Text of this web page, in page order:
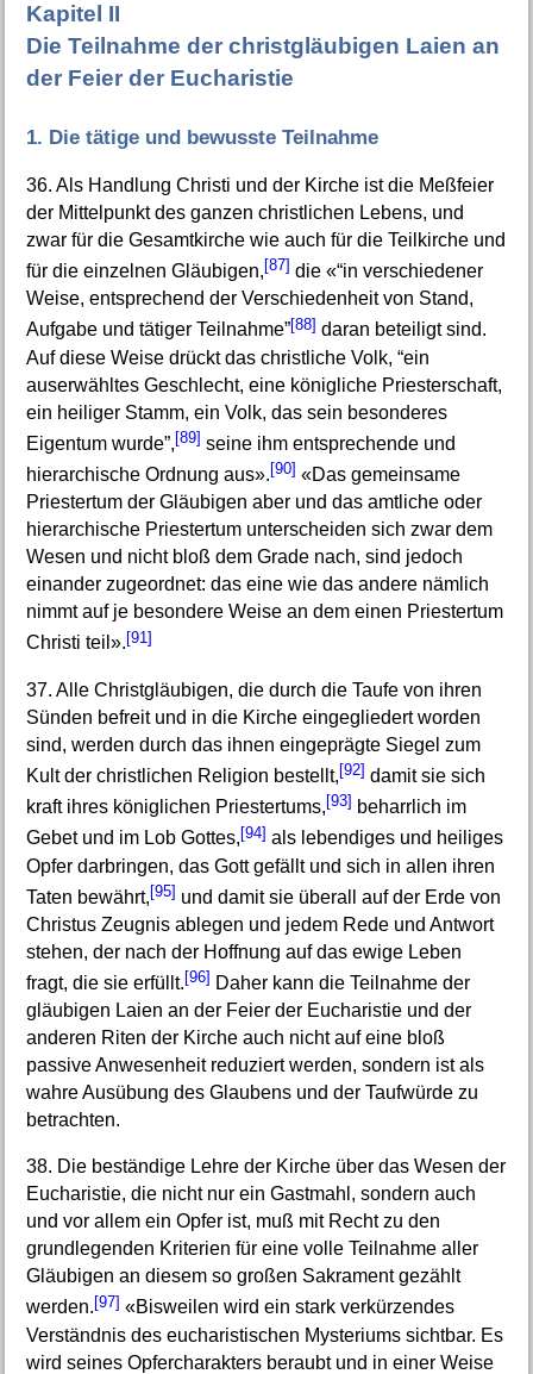
Kapitel II
Die Teilnahme der christgläubigen Laien an
der Feier der Eucharistie
1. Die tätige und bewusste Teilnahme
36. Als Handlung Christi und der Kirche ist die Meßfeier
der Mittelpunkt des ganzen christlichen Lebens, und
zwar für die Gesamtkirche wie auch für die Teilkirche und
für die einzelnen Gläubigen, [87] die «“in verschiedener
Weise, entsprechend der Verschiedenheit von Stand,
Aufgabe und tätiger Teilnahme”[88] daran beteiligt sind.
Auf diese Weise drückt das christliche Volk, “ein
auserwähltes Geschlecht, eine königliche Priesterschaft,
ein heiliger Stamm, ein Volk, das sein besonderes
Eigentum wurde”,[89] seine ihm entsprechende und
hierarchische Ordnung aus». [90] «Das gemeinsame
Priestertum der Gläubigen aber und das amtliche oder
hierarchische Priestertum unterscheiden sich zwar dem
Wesen und nicht bloß dem Grade nach, sind jedoch
einander zugeordnet: das eine wie das andere nämlich
nimmt auf je besondere Weise an dem einen Priestertum
Christi teil».[91]
37. Alle Christgläubigen, die durch die Taufe von ihren
Sünden befreit und in die Kirche eingegliedert worden
sind, werden durch das ihnen eingeprägte Siegel zum
Kult der christlichen Religion bestellt,[92] damit sie sich
kraft ihres königlichen Priestertums, [93] beharrlich im
Gebet und im Lob Gottes,[94] als lebendiges und heiliges
Opfer darbringen, das Gott gefällt und sich in allen ihren
Taten bewährt,[95] und damit sie überall auf der Erde von
Christus Zeugnis ablegen und jedem Rede und Antwort
stehen, der nach der Hoffnung auf das ewige Leben
fragt, die sie erfüllt. [96] Daher kann die Teilnahme der
gläubigen Laien an der Feier der Eucharistie und der
anderen Riten der Kirche auch nicht auf eine bloß
passive Anwesenheit reduziert werden, sondern ist als
wahre Ausübung des Glaubens und der Taufwürde zu
betrachten.
38. Die beständige Lehre der Kirche über das Wesen der
Eucharistie, die nicht nur ein Gastmahl, sondern auch
und vor allem ein Opfer ist, muß mit Recht zu den
grundlegenden Kriterien für eine volle Teilnahme aller
Gläubigen an diesem so großen Sakrament gezählt
werden.[97] «Bisweilen wird ein stark verkürzendes
Verständnis des eucharistischen Mysteriums sichtbar. Es
wird seines Opfercharakters beraubt und in einer Weise